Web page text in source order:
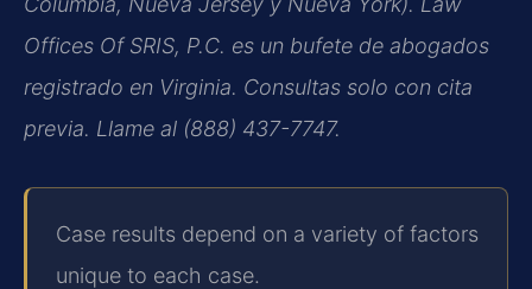
Offices Of SRIS, P.C. es un bufete de abogados
registrado en Virginia. Consultas solo con cita
previa. Llame al (888) 437-7747.
Case results depend on a variety of factors
unique to each case.